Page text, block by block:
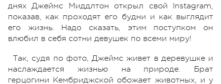
днях Джеймс Миддлтон открыл свой Instagram,
показав, как проходят его будни и как выглядит
его жизнь. Надо сказать, этим поступком он
влюбил в себя сотни девушек по всеми миру!
Так, судя по фото, Джеймс живет в деревушке и
наслаждается жизнью на природе. Брат
герцогини Кембриджской обожает животных, и у